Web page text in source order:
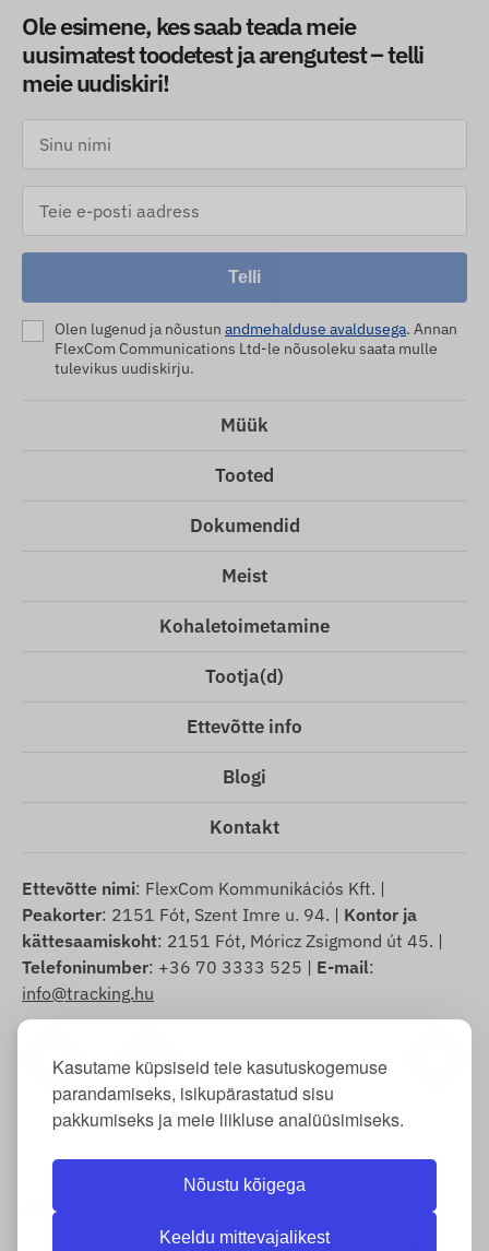
Kasutame küpsiseid teie kasutuskogemuse
parandamiseks, isikupärastatud sisu
pakkumiseks ja meie liikluse analüüsimiseks.
Nõustu kõigega
Keeldu mittevajalikest
Ole esimene, kes saab teada meie
uusimatest toodetest ja arengutest – telli
meie uudiskiri!
Telli
Olen lugenud ja nõustun andmehalduse avaldusega. Annan
FlexCom Communications Ltd-le nõusoleku saata mulle
tulevikus uudiskirju.
Müük
Tooted
Dokumendid
Meist
Kohaletoimetamine
Tootja(d)
Ettevõtte info
Blogi
Kontakt
Ettevõtte nimi: FlexCom Kommunikációs Kft. |
Peakorter: 2151 Fót, Szent Imre u. 94. | Kontor ja
kättesaamiskoht: 2151 Fót, Móricz Zsigmond út 45. |
Telefoninumber: +36 70 3333 525 | E-mail:
info@tracking.hu
Tagastuspoliitika-Impressum